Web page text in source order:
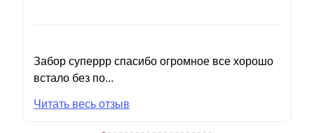
Забор суперрр спасибо огромное все хорошо
встало без по...
Читать весь отзыв